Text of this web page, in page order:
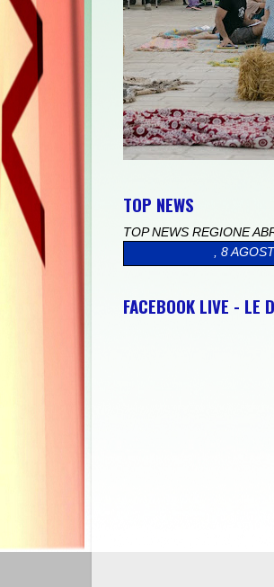
TOP NEWS
TOP NEWS REGIONE
8 AGOSTO, PASSEGGIATA
FACEBOOK LIVE - LE